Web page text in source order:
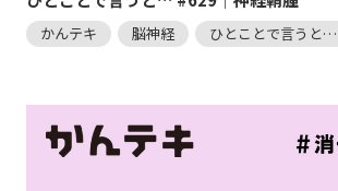
かんテキ 脳神経 ひとことで言うと…